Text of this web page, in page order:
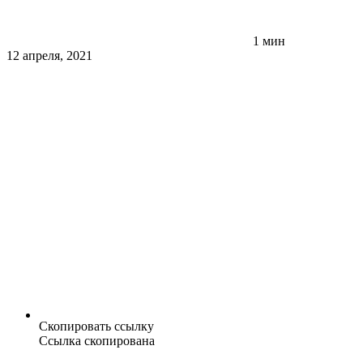
1 мин
12 апреля, 2021
Скопировать ссылку
Ссылка скопирована